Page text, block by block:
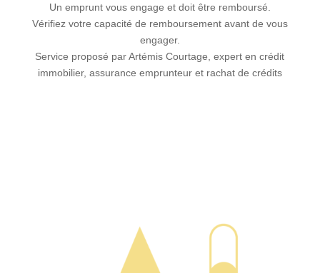
Un emprunt vous engage et doit être remboursé.
Vérifiez votre capacité de remboursement avant de vous
engager.
Service proposé par Artémis Courtage, expert en crédit
immobilier, assurance emprunteur et rachat de crédits